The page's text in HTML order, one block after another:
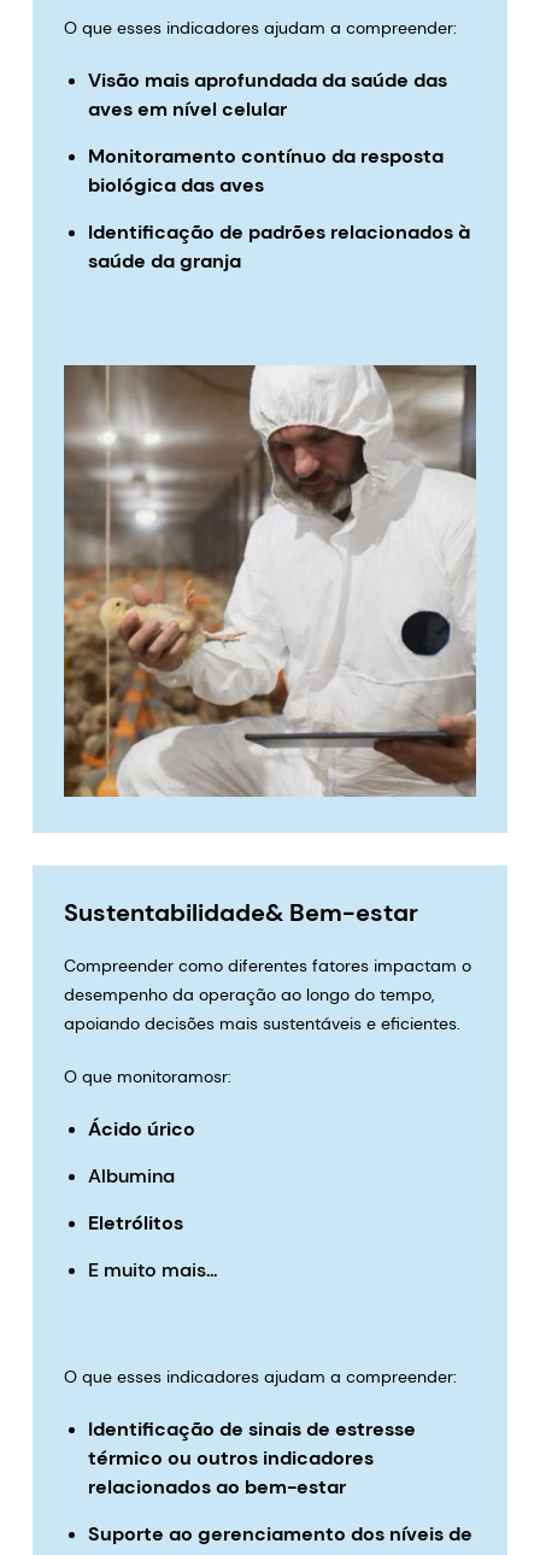
O que esses indicadores ajudam a compreender:
Visão mais aprofundada da saúde das
aves em nível celular
Monitoramento contínuo da resposta
biológica das aves
Identificação de padrões relacionados à
saúde da granja
Sustentabilidade& Bem-estar
Compreender como diferentes fatores impactam o
desempenho da operação ao longo do tempo,
apoiando decisões mais sustentáveis e eficientes.
O que monitoramosr:
Ácido úrico
Albumina
Eletrólitos
E muito mais...
O que esses indicadores ajudam a compreender:
Identificação de sinais de estresse
térmico ou outros indicadores
relacionados ao bem-estar
Suporte ao gerenciamento dos níveis de